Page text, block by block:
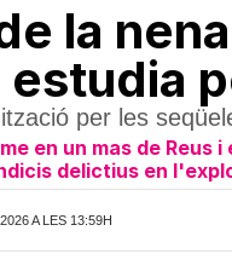
la
per les
en un mas de
delictius en
A LES 13:59H